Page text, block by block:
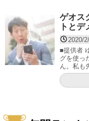
ゲオス
トとデ
2020/
■提供者
グを使っ
ん。私も